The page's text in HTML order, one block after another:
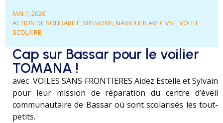
MAI 1, 2026
ACTION DE SOLIDARITÉ,MISSIONS,NAVIGUER AVEC VSF,VOLET
SCOLAIRE
Cap sur Bassar pour le voilier
TOMANA !
avec VOILES SANS FRONTIERES Aidez Estelle et Sylvain
pour leur mission de réparation du centre d’éveil
communautaire de Bassar où sont scolarisés les tout-
petits.